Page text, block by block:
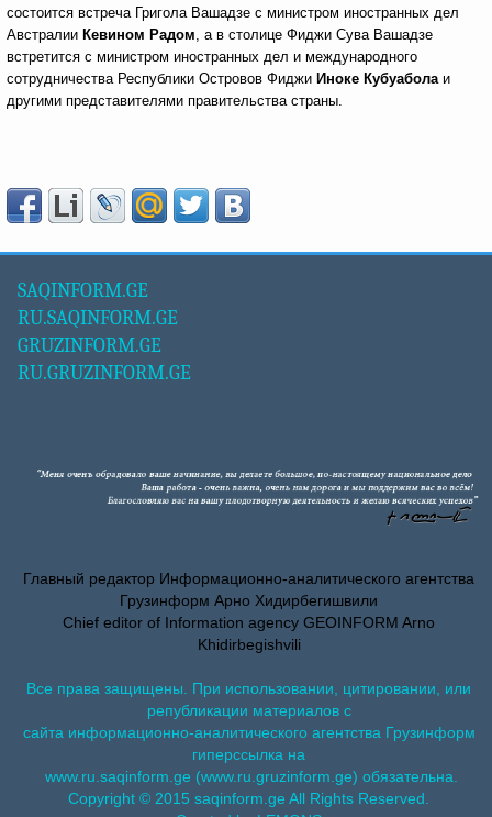
состоится встреча Григола Вашадзе с министром иностранных дел
Австралии Кевином Радом, а в столице Фиджи Сува Вашадзе
встретится с министром иностранных дел и международного
сотрудничества Республики Островов Фиджи Иноке Кубуаболаи
другими представителями правительства страны.
SAQINFORM.GE
RU.SAQINFORM.GE
GRUZINFORM.GE
RU.GRUZINFORM.GE
Главный редактор Информационно-аналитического агентства
Грузинформ Арно Хидирбегишвили
Chief editor of Information agency GEOINFORM Arno
Khidirbegishvili
Все права защищены. При использовании, цитировании, или
републикации материалов с
сайта информационно-аналитического агентства Грузинформ
гиперссылка на
www.ru.saqinform.ge (www.ru.gruzinform.ge) обязательна.
Copyright © 2015 saqinform.ge All Rights Reserved.